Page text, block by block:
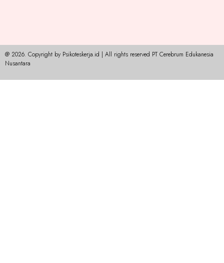
@ 2026. Copyright by Psikoteskerja.id | All rights reserved PT Cerebrum Edukanesia
Nusantara​